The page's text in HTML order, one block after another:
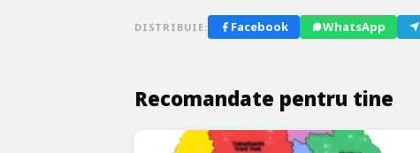
DISTRIBUIE: Facebook WhatsApp
Recomandate pentru tine